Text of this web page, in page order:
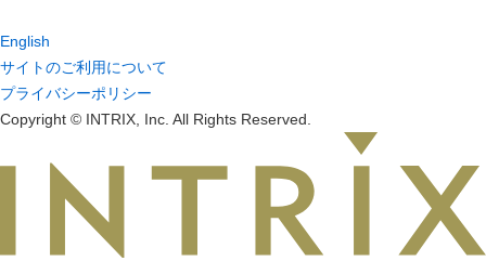
English
サイトのご利用について
プライバシーポリシー
Copyright © INTRIX, Inc. All Rights Reserved.